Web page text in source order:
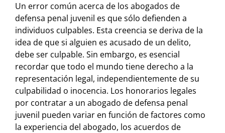
Un error común acerca de los abogados de
defensa penal juvenil es que sólo defienden a
individuos culpables. Esta creencia se deriva de la
idea de que si alguien es acusado de un delito,
debe ser culpable. Sin embargo, es esencial
recordar que todo el mundo tiene derecho a la
representación legal, independientemente de su
culpabilidad o inocencia. Los honorarios legales
por contratar a un abogado de defensa penal
juvenil pueden variar en función de factores como
la experiencia del abogado, los acuerdos de